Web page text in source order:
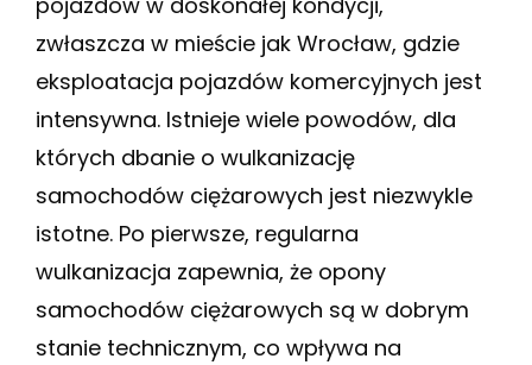
zwłaszcza w mieście jak Wrocław, gdzie
eksploatacja pojazdów komercyjnych jest
intensywna. Istnieje wiele powodów, dla
których dbanie o wulkanizację
samochodów ciężarowych jest niezwykle
istotne. Po pierwsze, regularna
wulkanizacja zapewnia, że opony
samochodów ciężarowych są w dobrym
stanie technicznym, co wpływa na